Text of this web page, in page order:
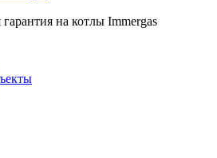
на котлы Immergas